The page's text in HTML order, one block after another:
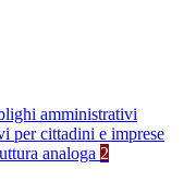
amministrativi
per cittadini e imprese
analoga 2